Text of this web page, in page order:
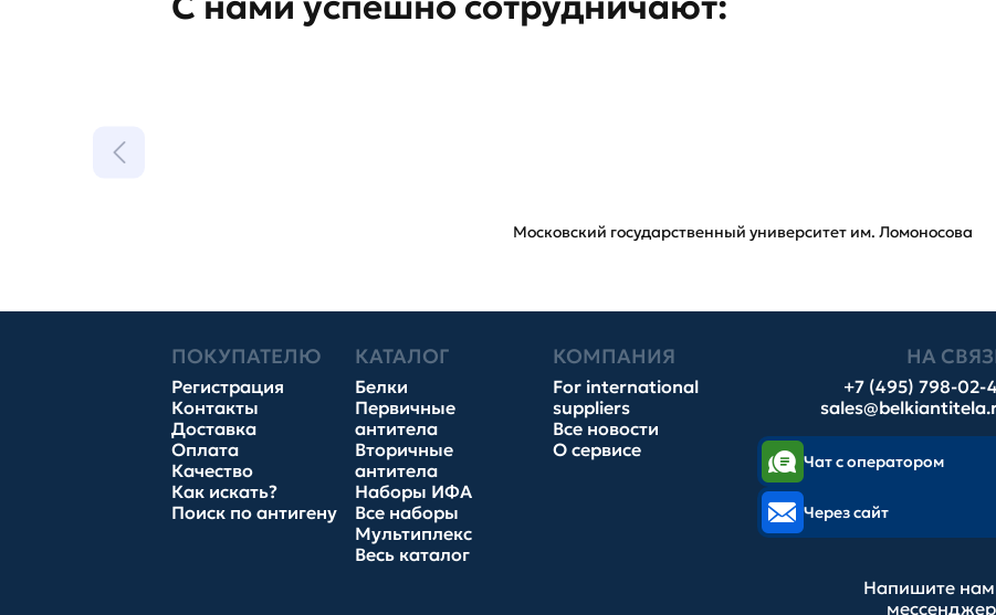
Московский государственный университет им. Ломоносова
ПОКУПАТЕЛЮ
Регистрация
Контакты
Доставка
Оплата
Качество
Как искать?
Поиск по антигену
КАТАЛОГ
Белки
Первичные
антитела
Вторичные
антитела
Наборы ИФА
Все наборы
Мультиплекс
Весь каталог
КОМПАНИЯ
For international
suppliers
Все новости
О сервисе
НА
+7 (495) 798-02-
Чат с оператором
Через сайт
Напишите